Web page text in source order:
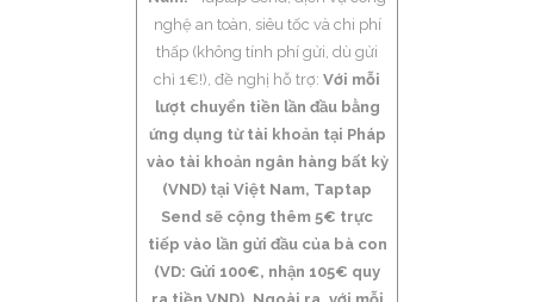
nghệ an toàn, siêu tốc và chi phí
thấp (không tính phí gửi, dù gửi
chỉ 1€!), đề nghị hỗ trợ: Với mỗi
lượt chuyển tiền lần đầu bằng
ứng dụng từ tài khoản tại Pháp
vào tài khoản ngân hàng bất kỳ
(VND) tại Việt Nam, Taptap
Send sẽ cộng thêm 5€ trực
tiếp vào lần gửi đầu của bà con
(VD: Gửi 100€, nhận 105€ quy